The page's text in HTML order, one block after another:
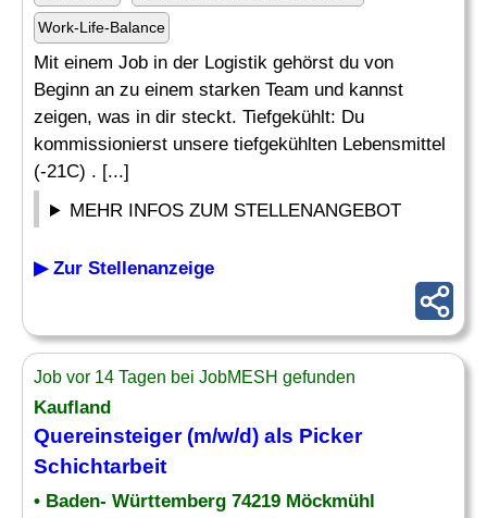
Work-Life-Balance
Mit einem Job in der Logistik gehörst du von
Beginn an zu einem starken Team und kannst
zeigen, was in dir steckt. Tiefgekühlt: Du
kommissionierst unsere tiefgekühlten Lebensmittel
(-21C) . [...]
MEHR INFOS ZUM STELLENANGEBOT
▶ Zur Stellenanzeige
Job vor 14 Tagen bei JobMESH gefunden
Kaufland
Quereinsteiger (m/w/d) als Picker
Schichtarbeit
• Baden- Württemberg 74219 Möckmühl